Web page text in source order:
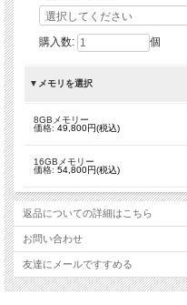
購入数: 個
▼メモリを選択
8GBメモリー
価格: 49,800円(税込)
16GBメモリー
価格: 54,800円(税込)
返品についての詳細はこちら
お問い合わせ
友達にメールですすめる